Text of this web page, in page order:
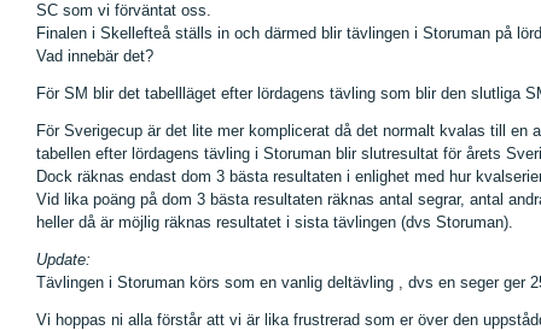
SC som vi förväntat oss.
Finalen i Skellefteå ställs in och därmed blir tävlingen i Storuman på
Vad innebär det?
För SM blir det tabellläget efter lördagens tävling som blir den slutliga
För Sverigecup är det lite mer komplicerat då det normalt kvalas till
tabellen efter lördagens tävling i Storuman blir slutresultat för årets
Dock räknas endast dom 3 bästa resultaten i enlighet med hur
Vid lika poäng på dom 3 bästa resultaten räknas antal segrar, antal
heller då är möjlig räknas resultatet i sista tävlingen (dvs Storuman).
Update:
Tävlingen i Storuman körs som en vanlig deltävling , dvs en seger ger
Vi hoppas ni alla förstår att vi är lika frustrerad som er över den